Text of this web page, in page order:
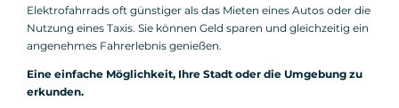
Elektrofahrrads oft günstiger als das Mieten eines Autos oder die
Nutzung eines Taxis. Sie können Geld sparen und gleichzeitig ein
angenehmes Fahrerlebnis genießen.
Eine einfache Möglichkeit, Ihre Stadt oder die Umgebung zu
erkunden.